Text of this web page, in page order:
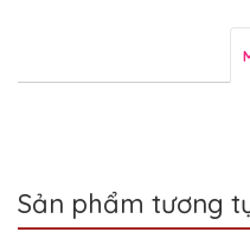
Sản phẩm tương